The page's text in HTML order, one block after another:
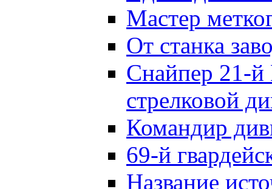
Мастер
От станка
Снайпер 21-й
стрелковой
Командир
69-й
Название